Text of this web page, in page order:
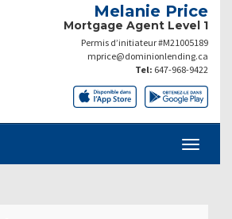
Melanie Price
Mortgage Agent Level 1
Permis d’initiateur #M21005189
mprice@dominionlending.ca
Tel: 647-968-9422